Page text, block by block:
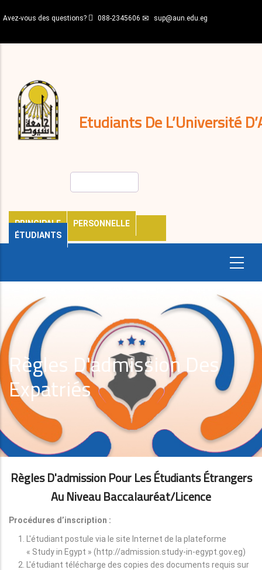
au
principal
Avez-vous des questions? 088-2345606 sup@aun.edu.eg
Etudiants De L’Université
PRINCIPALE
PERSONNELLE
ÉTUDIANTS
décisions
Expatriés
Journal
Règles D'admission Des
Expatriés
Règles D'admission Pour Les Étudiants Étrangers
Au Niveau Baccalauréat/licence
Procédures d’inscription :
L'étudiant postule via le site Internet de la plateforme
« Study in Egypt » (http://admission.study-in-egypt.gov.eg)
L'étudiant télécharge des copies des documents requis sur